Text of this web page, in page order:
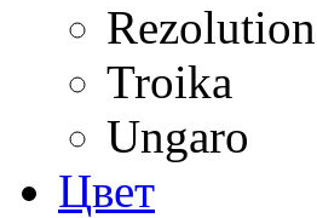
Rezolution
Troika
Ungaro
Цвет